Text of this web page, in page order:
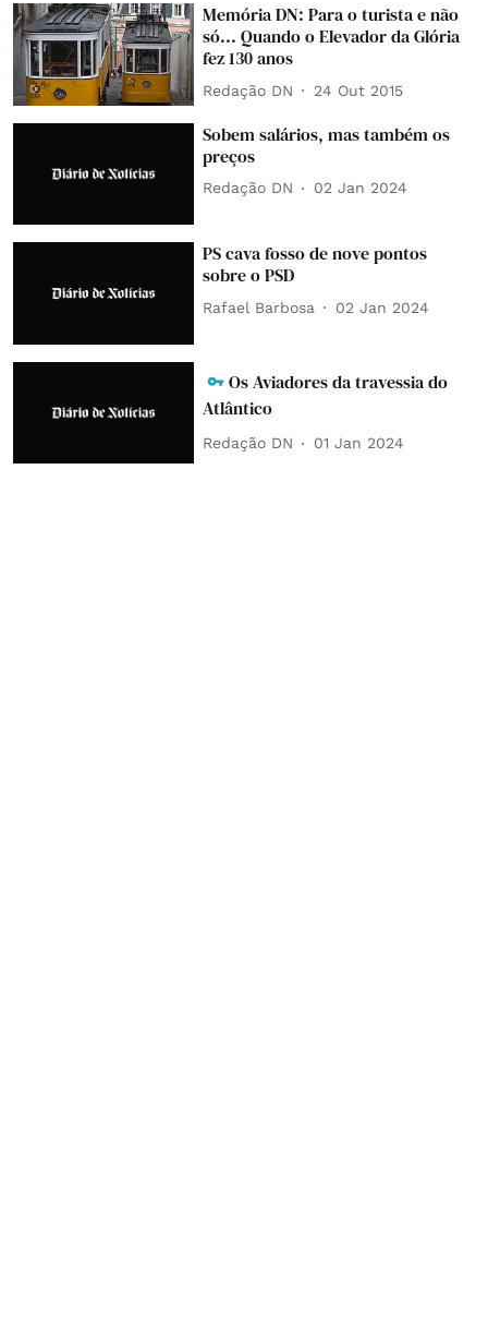
Memória DN: Para o turista e não
só... Quando o Elevador da Glória
fez 130 anos
Redação DN 24 Out 2015
Sobem salários, mas também os
preços
Redação DN 02 Jan 2024
PS cava fosso de nove pontos
sobre o PSD
Rafael Barbosa 02 Jan 2024
Os Aviadores da travessia do
Atlântico
Redação DN 01 Jan 2024